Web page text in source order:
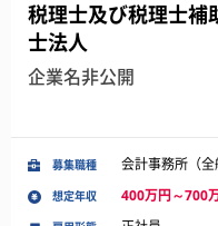
税理士及び税理士補
士法人
企業名非公開
募集職種 会計事務所（全
想定年収 400万円～700